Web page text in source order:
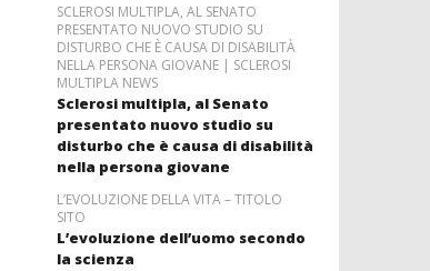
SCLEROSI MULTIPLA, AL SENATO
PRESENTATO NUOVO STUDIO SU
DISTURBO CHE È CAUSA DI DISABILITÀ
NELLA PERSONA GIOVANE | SCLEROSI
MULTIPLA NEWS
Sclerosi multipla, al Senato
presentato nuovo studio su
disturbo che è causa di disabilità
nella persona giovane
L’EVOLUZIONE DELLA VITA – TITOLO
SITO
L’evoluzione dell’uomo secondo
la scienza